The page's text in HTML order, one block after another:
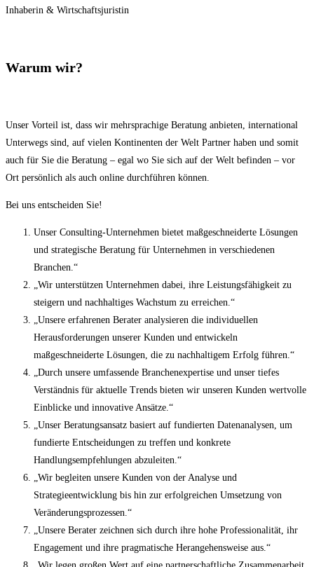
Inhaberin & Wirtschaftsjuristin
Warum wir?
Unser Vorteil ist, dass wir mehrsprachige Beratung anbieten, international
Unterwegs sind, auf vielen Kontinenten der Welt Partner haben und somit
auch für Sie die Beratung – egal wo Sie sich auf der Welt befinden – vor
Ort persönlich als auch online durchführen können.
Bei uns entscheiden Sie!
Unser Consulting-Unternehmen bietet maßgeschneiderte Lösungen
und strategische Beratung für Unternehmen in verschiedenen
Branchen.“
„Wir unterstützen Unternehmen dabei, ihre Leistungsfähigkeit zu
steigern und nachhaltiges Wachstum zu erreichen.“
„Unsere erfahrenen Berater analysieren die individuellen
Herausforderungen unserer Kunden und entwickeln
maßgeschneiderte Lösungen, die zu nachhaltigem Erfolg führen.“
„Durch unsere umfassende Branchenexpertise und unser tiefes
Verständnis für aktuelle Trends bieten wir unseren Kunden wertvolle
Einblicke und innovative Ansätze.“
„Unser Beratungsansatz basiert auf fundierten Datenanalysen, um
fundierte Entscheidungen zu treffen und konkrete
Handlungsempfehlungen abzuleiten.“
„Wir begleiten unsere Kunden von der Analyse und
Strategieentwicklung bis hin zur erfolgreichen Umsetzung von
Veränderungsprozessen.“
„Unsere Berater zeichnen sich durch ihre hohe Professionalität, ihr
Engagement und ihre pragmatische Herangehensweise aus.“